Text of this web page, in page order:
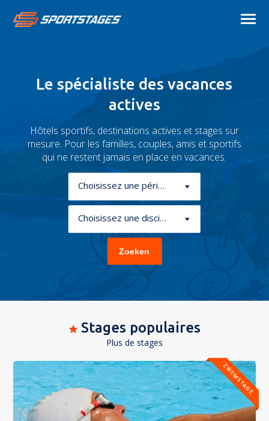
Le spécialiste des vacances
actives
Hôtels sportifs, destinations actives et stages sur
mesure. Pour les familles, couples, amis et sportifs
qui ne restent jamais en place en vacances.
Choisissez une période
Choisissez une discipline
Stages populaires
Plus de stages
ZWEMSTAGE